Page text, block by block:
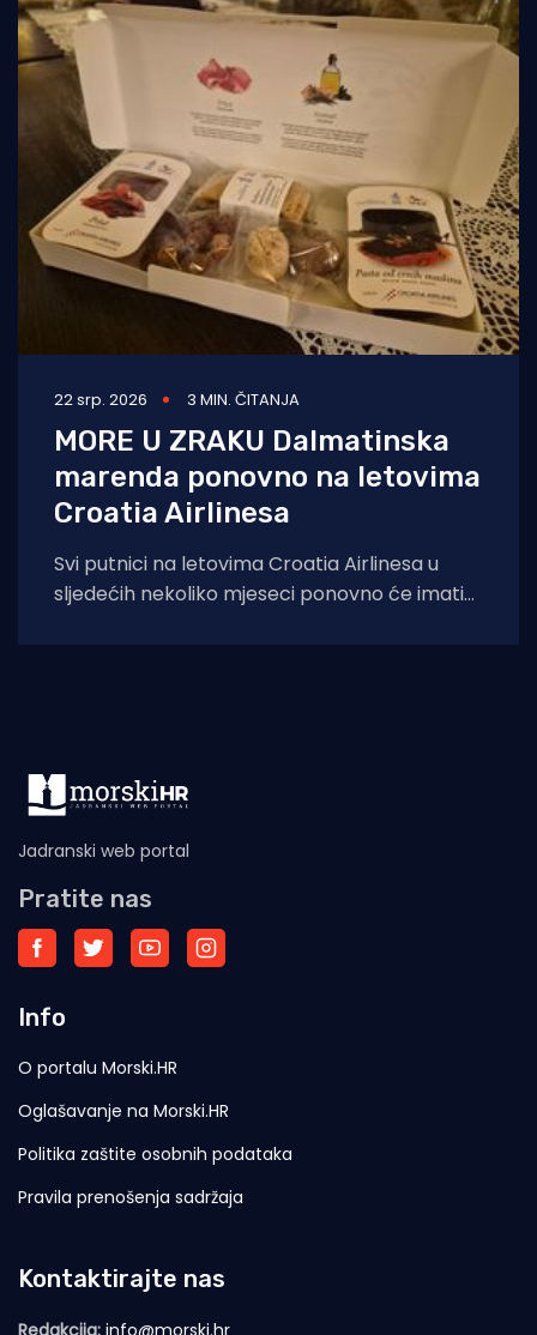
22 srp. 2026 3 MIN. ČITANJA
MORE U ZRAKU Dalmatinska
marenda ponovno na letovima
Croatia Airlinesa
Svi putnici na letovima Croatia Airlinesa u
sljedećih nekoliko mjeseci ponovno će imati
Jadranski web portal
Pratite nas
Info
O portalu Morski.HR
Oglašavanje na Morski.HR
Politika zaštite osobnih podataka
Pravila prenošenja sadržaja
Kontaktirajte nas